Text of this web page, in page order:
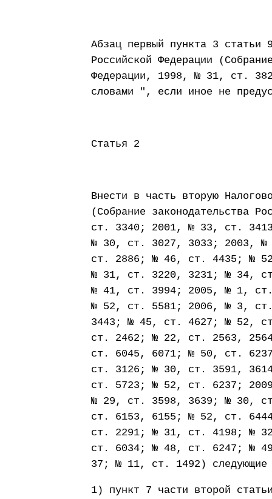
Абзац первый пункта 3 статьи
Российской Федерации
Федерации, 1998, № 31, ст.
словами ", если иное не
Статья 2
Внести в часть вторую
(Собрание законодательства
ст. 3340; 2001, № 33, ст.
№ 30, ст. 3027, 3033; 2003,
ст. 2886; № 46, ст. 4435; №
№ 31, ст. 3220, 3231; № 34,
№ 41, ст. 3994; 2005, № 1,
№ 52, ст. 5581; 2006, № 3,
3443; № 45, ст. 4627; № 52,
ст. 2462; № 22, ст. 2563,
ст. 6045, 6071; № 50, ст.
ст. 3126; № 30, ст. 3591,
ст. 5723; № 52, ст. 6237;
№ 29, ст. 3598, 3639; № 30,
ст. 6153, 6155; № 52, ст.
ст. 2291; № 31, ст. 4198; №
ст. 6034; № 48, ст. 6247; №
37; № 11, ст. 1492) следующие
1) пункт 7 части второй